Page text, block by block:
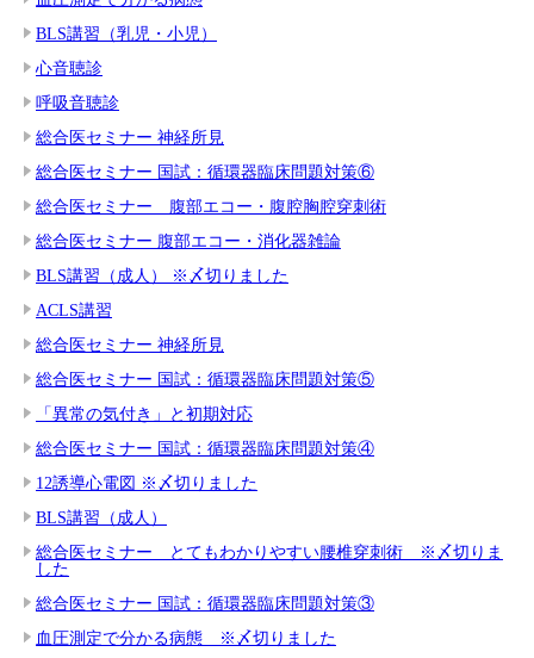
BLS講習（乳児・小児）
心音聴診
呼吸音聴診
総合医セミナー 神経所見
総合医セミナー 国試：循環器臨床問題対策⑥
総合医セミナー 腹部エコー・腹腔胸腔穿刺術
総合医セミナー 腹部エコー・消化器雑論
BLS講習（成人） ※〆切りました
ACLS講習
総合医セミナー 神経所見
総合医セミナー 国試：循環器臨床問題対策⑤
「異常の気付き」と初期対応
総合医セミナー 国試：循環器臨床問題対策④
12誘導心電図 ※〆切りました
BLS講習（成人）
総合医セミナー とてもわかりやすい腰椎穿刺術 ※〆切りま
した
総合医セミナー 国試：循環器臨床問題対策③
血圧測定で分かる病態 ※〆切りました